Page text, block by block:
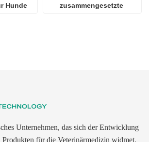
Hunde
zusammengesetzte
Unternehmen, das sich der Entwicklung
für die Veterinärmedizin widmet.